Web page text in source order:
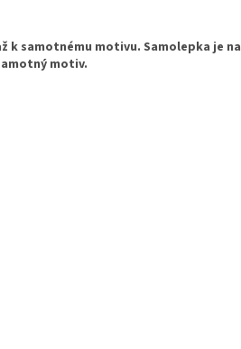
samotnému motivu. Samolepka je na
motiv.